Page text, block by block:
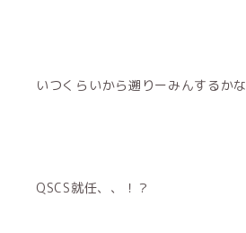
いつくらいから遡りーみんするかな
QSCS就任、、！？